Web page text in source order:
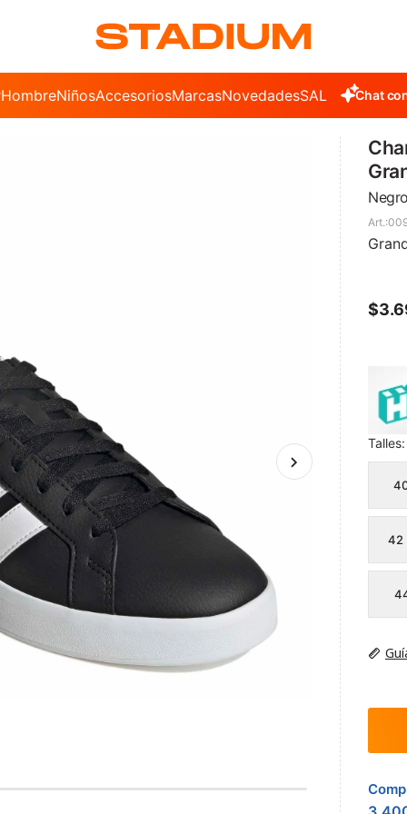
HombreNiñosAccesoriosMarcasNovedadesSALE Chat
$
Talles:
42